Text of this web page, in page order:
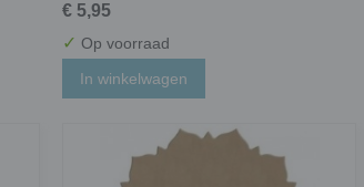
€ 5,95
✓ Op voorraad
In winkelwagen